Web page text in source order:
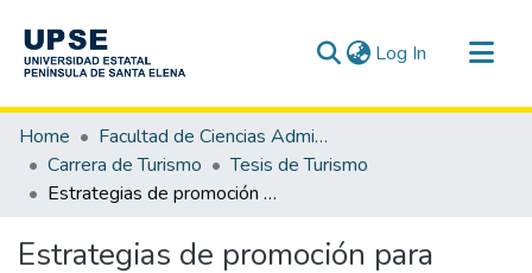
Log In (current)
Communities & Collections
All of DSpace
Statistics
Home
Facultad de Ciencias Administrativas
Carrera de Turismo
Tesis de Turismo
Estrategias de promoción para fomentar el turismo en temporada baja en la comuna Ayangue, provincia Santa Elena
Estrategias de promoción para